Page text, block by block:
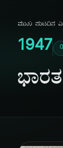
ಮುಖ ಪುಟದಿನ
1947